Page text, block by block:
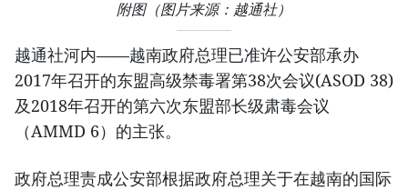
附图（图片来源：越通社）
越通社河内——越南政府总理已准许公安部承办
2017年召开的东盟高级禁毒署第38次会议(ASOD 38)
及2018年召开的第六次东盟部长级肃毒会议
（AMMD 6）的主张。
政府总理责成公安部根据政府总理关于在越南的国际